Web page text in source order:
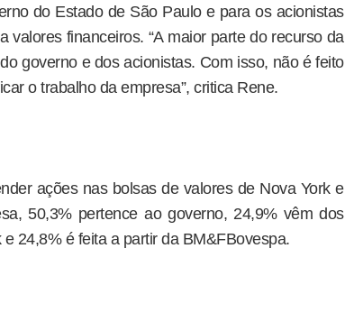
do Estado de São Paulo e para os acionistas
valores financeiros. “A maior parte do recurso da
governo e dos acionistas. Com isso, não é feito
o trabalho da empresa”, critica Rene.
ações nas bolsas de valores de Nova York e
50,3% pertence ao governo, 24,9% vêm dos
24,8% é feita a partir da BM&FBovespa.